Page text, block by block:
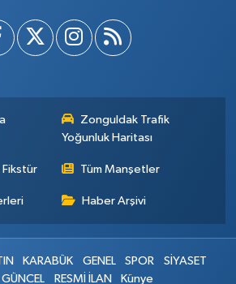
Zonguldak Trafik
Yoğunluk Haritası
Fikstür Tüm Manşetler
Haber Arşivi
KARABÜK GENEL SPOR
SİYASET
GÜNCEL RESMİ İLAN Künye